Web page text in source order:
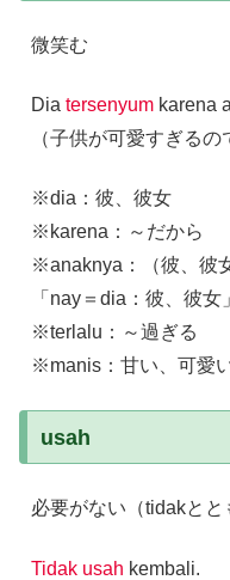
微笑む
Dia tersenyum karena
（子供が可愛すぎるの
※dia：彼、彼女
※karena：～だから
※anaknya：（彼、彼
「nay＝dia：彼、彼女
※terlalu：～過ぎる
※manis：甘い、可愛
usah
必要がない（tidakとと
Tidak usah kembali.